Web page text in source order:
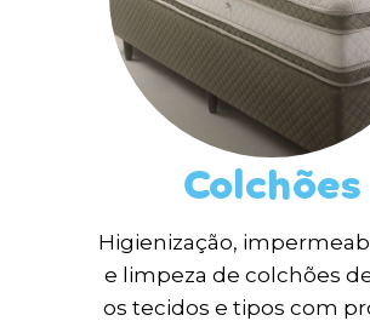
Colchões
Higienização,
e limpeza de colchões
os tecidos e tipos com